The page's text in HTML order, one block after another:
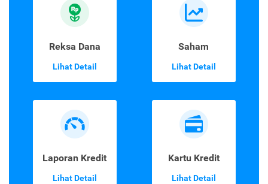
Reksa Dana
Lihat Detail
Saham
Lihat Detail
Laporan Kredit
Lihat Detail
Kartu Kredit
Lihat Detail